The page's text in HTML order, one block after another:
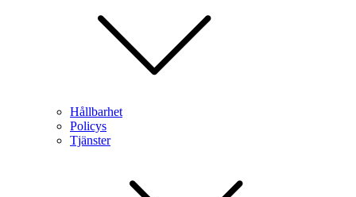
Hållbarhet
Policys
Tjänster